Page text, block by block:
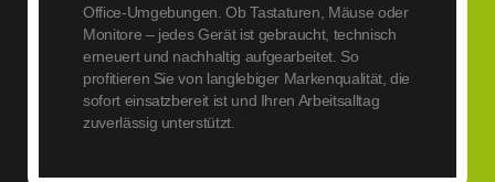
Office-Umgebungen. Ob Tastaturen, Mäuse oder
Monitore – jedes Gerät ist gebraucht, technisch
erneuert und nachhaltig aufgearbeitet. So
profitieren Sie von langlebiger Markenqualität, die
sofort einsatzbereit ist und Ihren Arbeitsalltag
zuverlässig unterstützt.